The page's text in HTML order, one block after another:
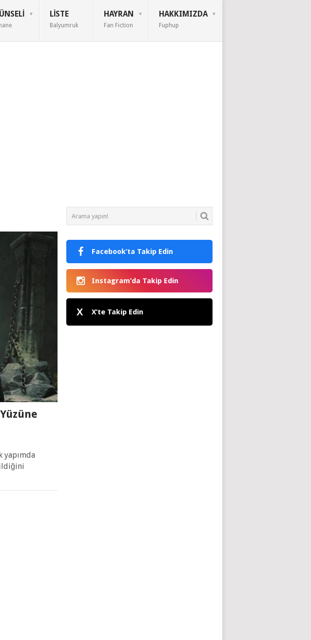
LISTE
Balyumruk
HAYRAN
Fan Fiction
HAKKIMIZDA
Fuphup
yapımda
Facebook’ta Takip Edin
Instagram’da Takip Edin
X X’te Takip Edin